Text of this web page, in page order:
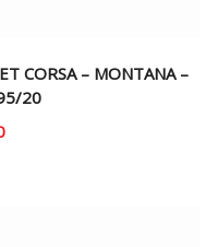
CORSA – MONTANA –
20